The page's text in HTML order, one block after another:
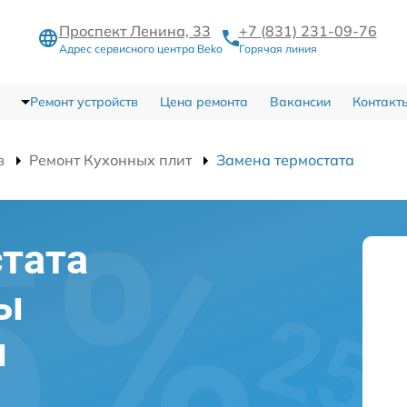
Проспект Ленина, 33
Адрес сервисного центра Beko
+7 (831) 231-09-76
Горячая линия
Ремонт устройств Цена ремонта Вакансии
Ремонт Кухонных плит Замена термостата